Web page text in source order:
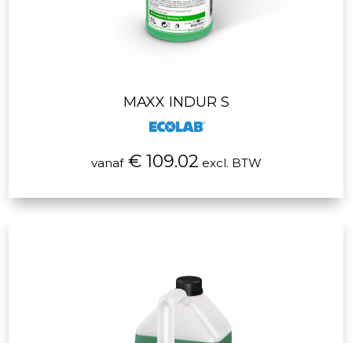
MAXX INDUR S
vanaf€ 109.02 excl. BTW